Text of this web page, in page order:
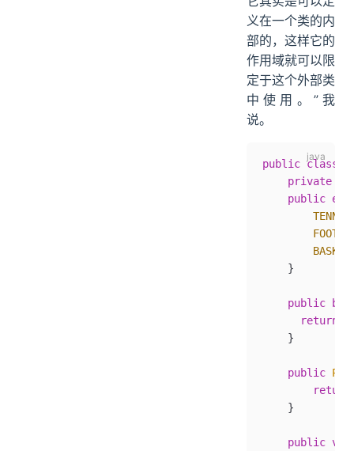
义在一个类的内
部的，这样它的
作用域就可以限
定于这个外部类
中使用。”我
说。
public class
    private
    public
        TENNIS
    }
    public
      return
    }
    public
        return
    }
    public